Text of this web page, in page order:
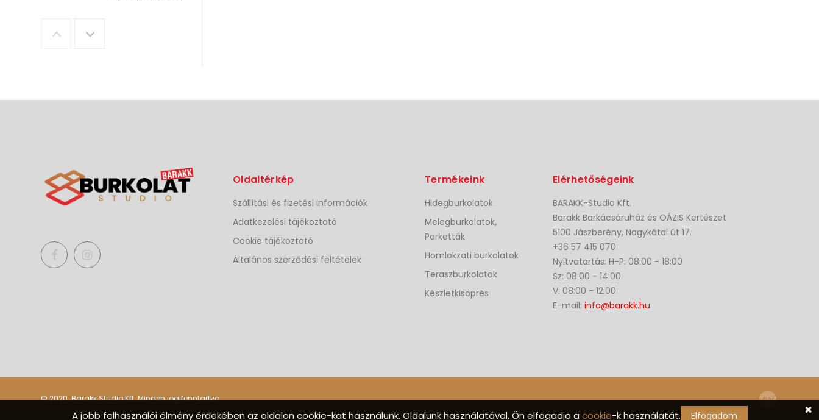
Marazzi Lume
Green 6X24 CM -
M6RQ
14 990.- Ft / m2
- 20x120R
Oldaltérkép
Szállítási és fizetési információk
Adatkezelési tájékoztató
Cookie tájékoztató
Általános szerződési feltételek
Termékeink
Hidegburkolatok
Melegburkolatok,
Parketták
Homlokzati burkolatok
Teraszburkolatok
Készletkisöprés
Elérhetőségeink
BARAKK-Studio Kft.
Barakk Barkácsáruház és OÁZIS Kertészet
5100 Jászberény, Nagykátai út 17.
+36 57 415 070
Nyitvatartás: H-P: 08:00 - 18:00
Sz: 08:00 - 14:00
V: 08:00 - 12:00
E-mail: info@barakk.hu
© 2020. Barakk Studio Kft. Minden jog fenntartva
A jobb felhasználói élmény érdekében az oldalon cookie-kat használunk. Oldalunk használatával, Ön elfogadja a cookie-k használatát. Elfogadom ✖